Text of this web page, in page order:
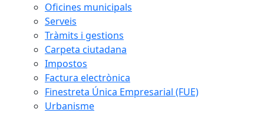
Oficines municipals
Serveis
Tràmits i gestions
Carpeta ciutadana
Impostos
Factura electrònica
Finestreta Única Empresarial (FUE)
Urbanisme